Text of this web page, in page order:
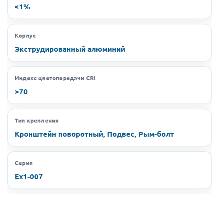
<1%
Корпус
Экструдированный алюминий
Индекс цветопередачи CRI
>70
Тип крепления
Кронштейн поворотный, Подвес, Рым-болт
Серия
Ex1-007